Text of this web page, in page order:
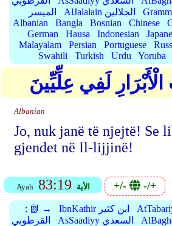
الميسر
AlJalalain الجلالين
Albanian
Bangla Bosnian Chinese
German
Hausa Indonesian
Malayalam
Persian Portuguese
Swahili
Turkish Urdu Yoruba
لَفِي عِلِّيِّينَ
Albanian
Jo, nuk janë të njejtë! Se
gjendet në Il-lijjinë!
Ayah 83:19 الأية +/- -/+
: 📗 → IbnKathir ابن كثير
القرطوبي
AsSaadiyy السعدي